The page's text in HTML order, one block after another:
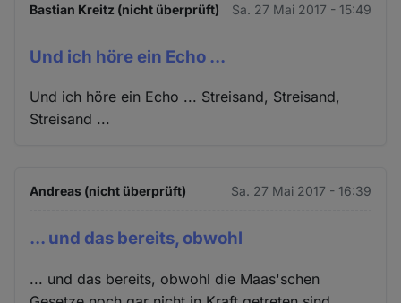
Bastian Kreitz (nicht überprüft) Sa. 27 Mai 2017 - 15:49
Und ich höre ein Echo ...
Und ich höre ein Echo ... Streisand, Streisand,
Streisand ...
Andreas (nicht überprüft) Sa. 27 Mai 2017 - 16:39
... und das bereits, obwohl
... und das bereits, obwohl die Maas'schen